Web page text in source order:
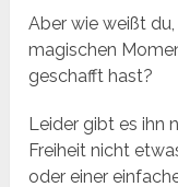
Aber wie weißt
magischen
geschafft hast?
Leider gibt es ihn
Freiheit nicht
oder einer